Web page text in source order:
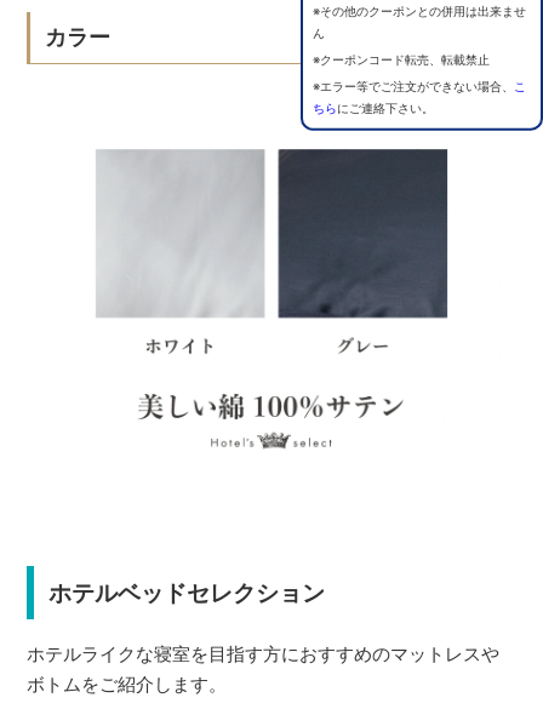
※その他のクーポンとの併用は出来ませ
ん
※クーポンコード転売、転載禁止
※エラー等でご注文ができない場合、
こ
ちらにご連絡下さい。
カラー
ホテルベッドセレクション
ホテルライクな寝室を目指す方におすすめのマットレスや
ボトムをご紹介します。